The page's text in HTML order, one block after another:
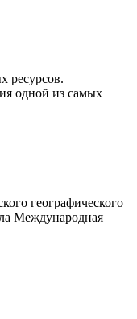
ресурсов.
одной из самых
географического
Международная